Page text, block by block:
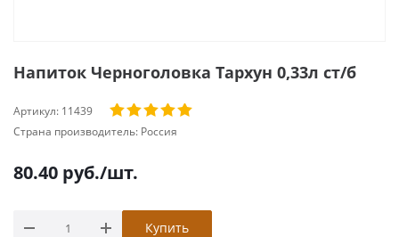
Напиток Черноголовка Тархун 0,33л ст/б
Артикул: 11439
Страна производитель: Россия
80.40 руб./шт.
Купить